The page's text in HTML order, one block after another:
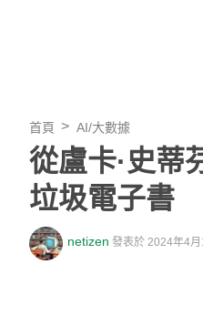
首頁 AI/大數據
從盧卡·史蒂
垃圾電子書
netizen 發表於 2024年4